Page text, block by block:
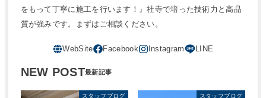
をもって丁寧に施工を行います！』社寺で培った技術力と高品
質が強みです。まずはご相談ください。
NEW POST
スタッフブログ スタッフブログ